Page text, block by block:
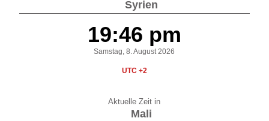
Syrien
19:46 pm
Samstag, 8. August 2026
UTC +2
Aktuelle Zeit in
Mali